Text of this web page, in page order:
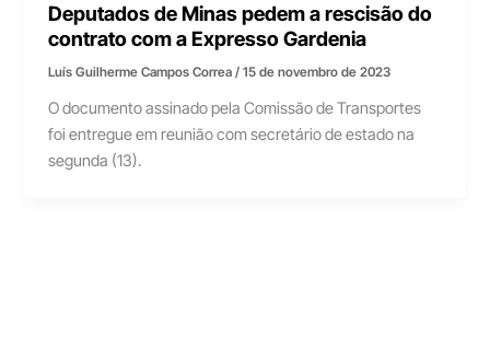
Deputados de Minas pedem a rescisão do
contrato com a Expresso Gardenia
Luís Guilherme Campos Correa/15 de novembro de 2023
O documento assinado pela Comissão de Transportes
foi entregue em reunião com secretário de estado na
segunda (13).